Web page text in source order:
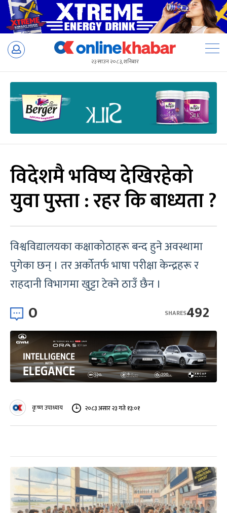
Skip
२३ साउन २०८३, शनिबार
विदेशमै भविष्य देखिरहेको
युवा पुस्ता : रहर कि बाध्यता ?
विश्वविद्यालयका कक्षाकोठाहरू बन्द हुने अवस्थामा
पुगेका छन् । तर अर्कोतर्फ भाषा परीक्षा केन्द्रहरू र
राहदानी विभागमा खुट्टा टेक्ने ठाउँ छैन ।
0 492
SHARES
कृष्ण उपाध्याय २०८३ असार २३ गते १३:०१